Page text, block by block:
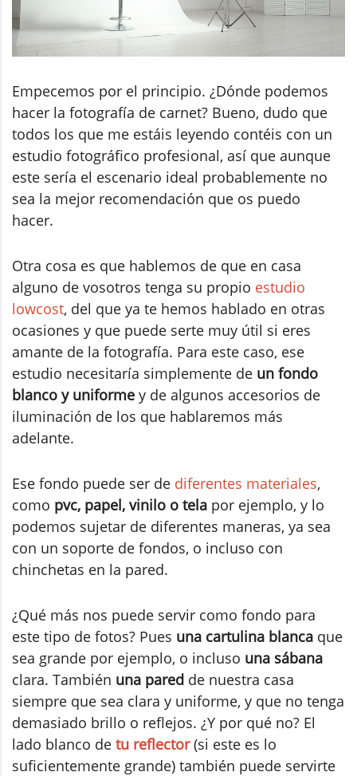
Empecemos por el principio. ¿Dónde podemos
hacer la fotografía de carnet? Bueno, dudo que
todos los que me estáis leyendo contéis con un
estudio fotográfico profesional, así que aunque
este sería el escenario ideal probablemente no
sea la mejor recomendación que os puedo
hacer.
Otra cosa es que hablemos de que en casa
alguno de vosotros tenga su propio estudio
lowcost, del que ya te hemos hablado en otras
ocasiones y que puede serte muy útil si eres
amante de la fotografía. Para este caso, ese
estudio necesitaría simplemente de un fondo
blanco y uniforme y de algunos accesorios de
iluminación de los que hablaremos más
adelante.
Ese fondo puede ser de diferentes materiales,
como pvc, papel, vinilo o tela por ejemplo, y lo
podemos sujetar de diferentes maneras, ya sea
con un soporte de fondos, o incluso con
chinchetas en la pared.
¿Qué más nos puede servir como fondo para
este tipo de fotos? Pues una cartulina blanca que
sea grande por ejemplo, o incluso una sábana
clara. También una pared de nuestra casa
siempre que sea clara y uniforme, y que no tenga
demasiado brillo o reflejos. ¿Y por qué no? El
lado blanco de tu reflector(si este es lo
suficientemente grande) también puede servirte